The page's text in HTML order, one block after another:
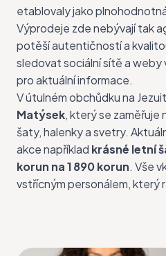
etablovaly jako
Výprodeje zde nebývají tak
potěší autentičností a
sledovat sociální sítě a
pro aktuální informace.
V útulném obchůdku na
Matýsek, který se zaměřuje
šaty, halenky a svetry.
akce například krásné letní
korun na 1 890 korun. Vše
vstřícným personálem, který